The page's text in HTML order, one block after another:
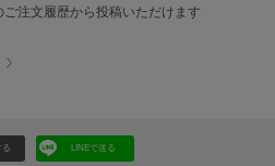
注文履歴から投稿いただけます
る LINEで送る